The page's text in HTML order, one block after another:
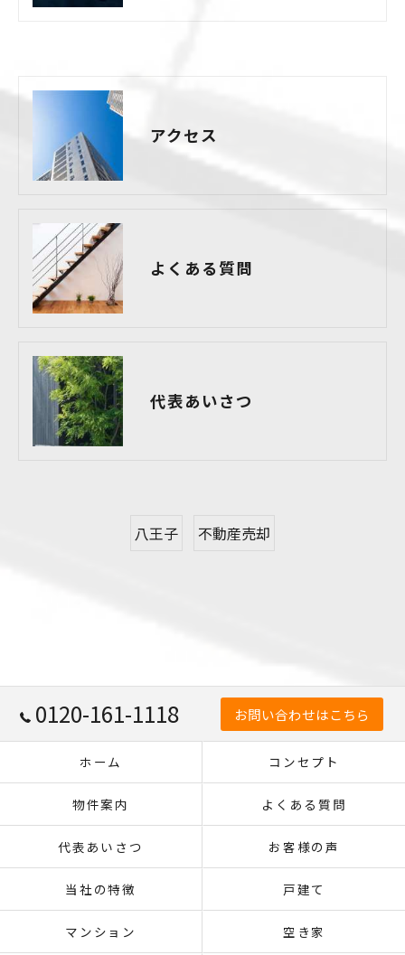
アクセス
よくある質問
代表あいさつ
八王子 不動産売却
0120-161-1118 お問い合わせはこちら
ホーム コンセプト
物件案内 よくある質問
代表あいさつ お客様の声
当社の特徴 戸建て
マンション 空き家